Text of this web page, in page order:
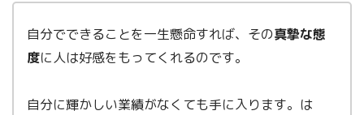
自分でできることを一生懸命すれば、その真摯な態
度に人は好感をもってくれるのです。
自分に輝かしい業績がなくても手に入ります。は